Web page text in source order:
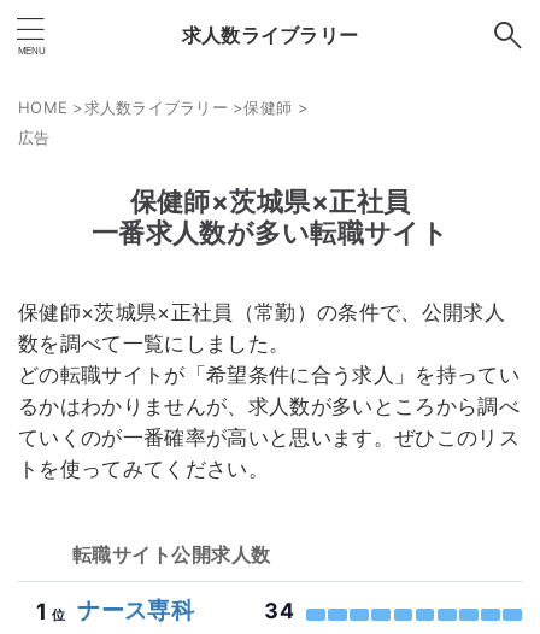
求人数ライブラリー
HOME >求人数ライブラリー >保健師 >
広告
保健師×茨城県×正社員
一番求人数が多い転職サイト
保健師×茨城県×正社員（常勤）の条件で、公開求人
数を調べて一覧にしました。
どの転職サイトが「希望条件に合う求人」を持ってい
るかはわかりませんが、求人数が多いところから調べ
ていくのが一番確率が高いと思います。ぜひこのリス
トを使ってみてください。
転職サイト公開求人数
1 位 ナース専科 34